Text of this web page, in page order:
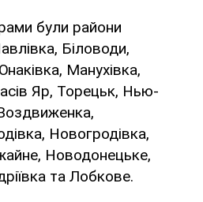
були райони
Біловоди,
Манухівка,
Яр, Торецьк, Нью-
Новогродівка,
Новодонецьке,
та Лобкове.